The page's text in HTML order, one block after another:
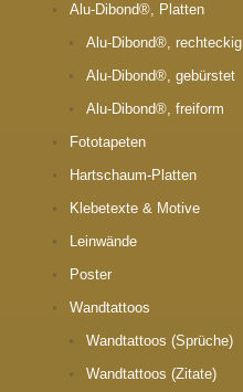
Alu-Dibond®, Platten
Alu-Dibond®, rechteckig
Alu-Dibond®, gebürstet
Alu-Dibond®, freiform
Fototapeten
Hartschaum-Platten
Klebetexte & Motive
Leinwände
Poster
Wandtattoos
Wandtattoos (Sprüche)
Wandtattoos (Zitate)